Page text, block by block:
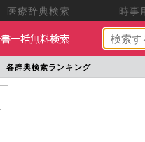
医療辞典検索 時事
各辞典検索ランキング